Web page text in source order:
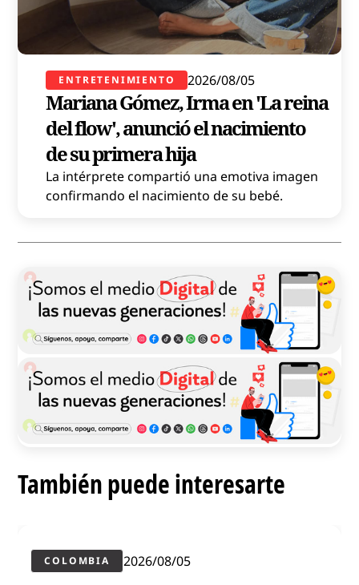
ENTRETENIMIENTO 2026/08/05
Mariana Gómez, Irma en 'La reina
del flow', anunció el nacimiento
de su primera hija
La intérprete compartió una emotiva imagen
confirmando el nacimiento de su bebé.
También puede interesarte
COLOMBIA 2026/08/05